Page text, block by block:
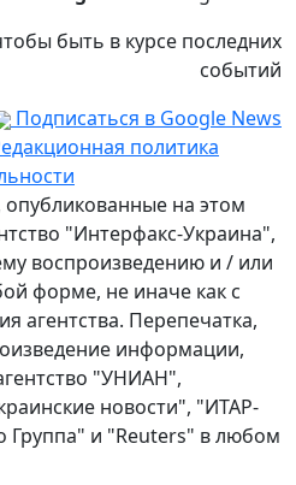
быть в курсе последних
событий
Подписаться в Google News
политика
на этом
"Интерфакс-Украина",
воспроизведению и / или
форме, не иначе как с
агентства. Перепечатка,
информации,
"УНИАН",
новости", "ИТАР-
Группа" и "Reuters" в любом